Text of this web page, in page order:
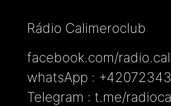
Rádio Calimeroclub
facebook.com/
whatsApp :
Telegram : t.me/